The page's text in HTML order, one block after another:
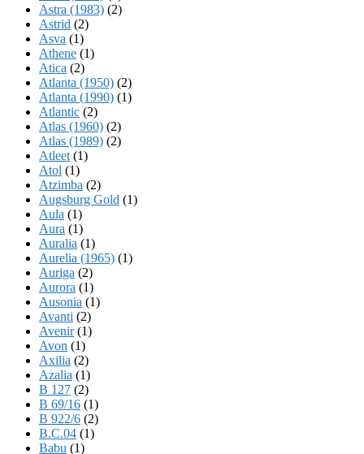
Astra (1983) (2)
Astrid (2)
Asva (1)
Athene (1)
Atica (2)
Atlanta (1950) (2)
Atlanta (1990) (1)
Atlantic (2)
Atlas (1960) (2)
Atlas (1989) (2)
Atleet (1)
Atol (1)
Atzimba (2)
Augsburg Gold (1)
Aula (1)
Aura (1)
Auralia (1)
Aurelia (1965) (1)
Auriga (2)
Aurora (1)
Ausonia (1)
Avanti (2)
Avenir(1)
Avon (1)
Axilia (2)
Azalia (1)
B 127 (2)
B 69/16 (1)
B 922/6 (2)
B.C.04 (1)
Babu (1)